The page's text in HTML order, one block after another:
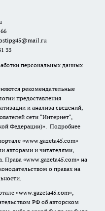
33
персональных данных
рекомендательные
предоставления
и анализа сведений,
сети "Интернет",
Федерации)». Подробнее
«www.gazeta45.com»
авторами и читателями,
Права «www.gazeta45.com» на
о правах на
«www.gazeta45.com»,
РФ об авторском